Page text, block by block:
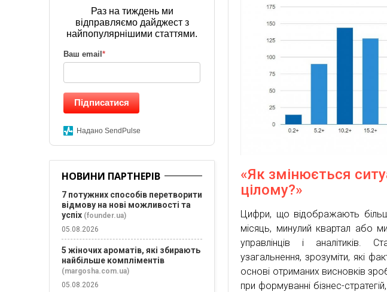
«Як змінюється
цілому?»
Цифри, що відображають
місяць, минулий квартал або
управлінців і аналітиків.
узагальнення, зрозуміти, які
основі отриманих висновків
при формуванні бізнес-
Раз на тиждень ми
відправляємо дайджест з
найпопулярнішими статтями.
Ваш email *
Підписатися
Надано SendPulse
НОВИНИ ПАРТНЕРІВ
7 потужних способів перетворити
відмову на нові можливості та
успіх (founder.ua)
05.08.2026
5 жіночих ароматів, які збирають
найбільше компліментів
(margosha.com.ua)
05.08.2026